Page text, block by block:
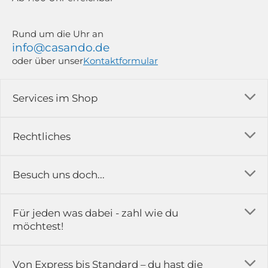
Rechtliches
Impressum
Rückgabe & Reklamation
Services im Shop
Versandkosten
Erfahrungsberichte & Bewertungen
Kontakt
Karriere
Besuch uns doch...
in der Ausstellung...
51789 Lindlar
Rund um die Uhr an
info@casando.de
oder über unserKontaktformular
Für jeden was dabei - zahl wie du
möchtest!
Von Express bis Standard – du hast die